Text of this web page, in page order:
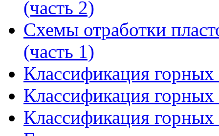
(часть 2)
Схемы отработки
(часть 1)
Классификация горных
Классификация горных
Классификация горных